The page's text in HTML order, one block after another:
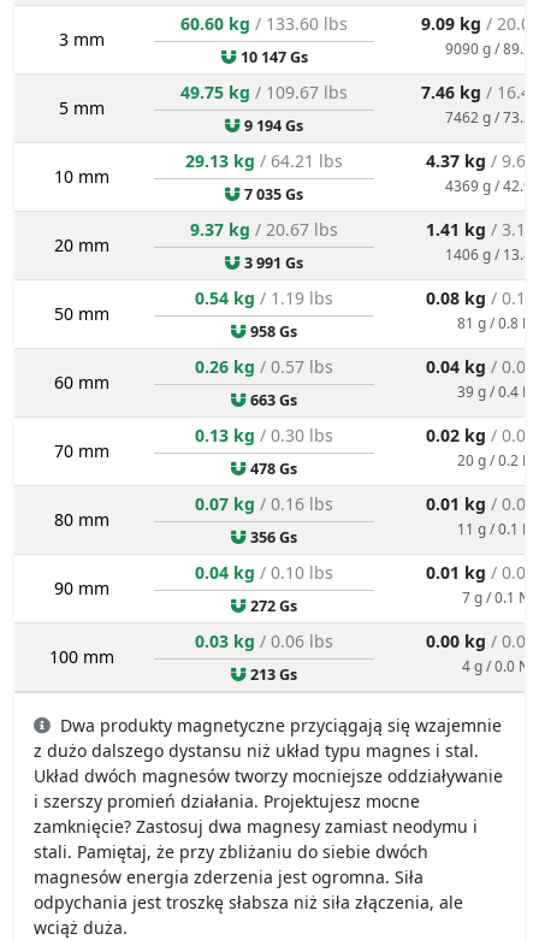
3 mm
60.60 kg / 133.60 lbs
10 147 Gs
9.09 kg /
9090 g / 89.2
5 mm
49.75 kg / 109.67 lbs
9 194 Gs
7.46 kg /
7462 g / 73.2
10 mm
29.13 kg / 64.21 lbs
7 035 Gs
4.37 kg /
4369 g / 42.9
20 mm
9.37 kg / 20.67 lbs
3 991 Gs
1.41 kg /
1406 g / 13.8
50 mm
0.54 kg / 1.19 lbs
958 Gs
0.08 kg /
81 g / 0.8 N
60 mm
0.26 kg / 0.57 lbs
663 Gs
0.04 kg /
39 g / 0.4 N
70 mm
0.13 kg / 0.30 lbs
478 Gs
0.02 kg /
20 g / 0.2 N
80 mm
0.07 kg / 0.16 lbs
356 Gs
0.01 kg /
11 g / 0.1 N
90 mm
0.04 kg / 0.10 lbs
272 Gs
0.01 kg /
7 g / 0.1 N
100 mm
0.03 kg / 0.06 lbs
213 Gs
0.00 kg /
4 g / 0.0 N
Dwa produkty magnetyczne przyciągają się wzajemnie
z dużo dalszego dystansu niż układ typu magnes i stal.
Układ dwóch magnesów tworzy mocniejsze oddziaływanie
i szerszy promień działania. Projektujesz mocne
zamknięcie? Zastosuj dwa magnesy zamiast neodymu i
stali. Pamiętaj, że przy zbliżaniu do siebie dwóch
magnesów energia zderzenia jest ogromna. Siła
odpychania jest troszkę słabsza niż siła złączenia, ale
wciąż duża.